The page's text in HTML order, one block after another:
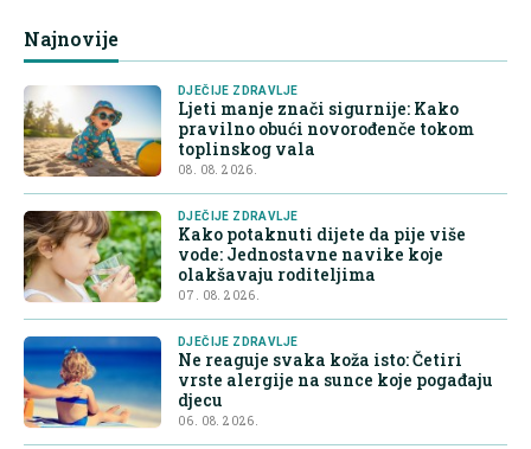
Najnovije
DJEČIJE ZDRAVLJE
Ljeti manje znači sigurnije: Kako
pravilno obući novorođenče tokom
toplinskog vala
08. 08. 2026.
DJEČIJE ZDRAVLJE
Kako potaknuti dijete da pije više
vode: Jednostavne navike koje
olakšavaju roditeljima
07. 08. 2026.
DJEČIJE ZDRAVLJE
Ne reaguje svaka koža isto: Četiri
vrste alergije na sunce koje pogađaju
djecu
06. 08. 2026.